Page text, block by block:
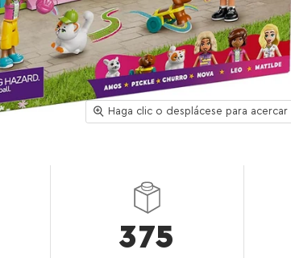
Haga clic o desplácese para acercar
375